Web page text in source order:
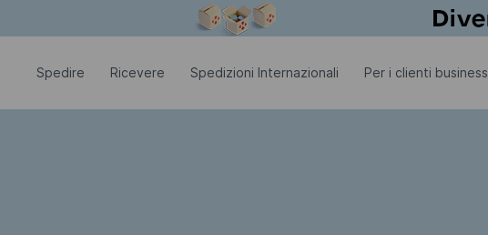
Spedire Ricevere Spedizioni Internazionali Per i clienti business